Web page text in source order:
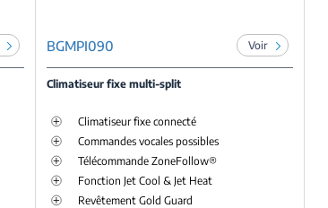
BGMPI090 Voir
Climatiseur fixe multi-split
Climatiseur fixe connecté
Commandes vocales possibles
Télécommande ZoneFollow®
Fonction Jet Cool & Jet Heat
Revêtement Gold Guard